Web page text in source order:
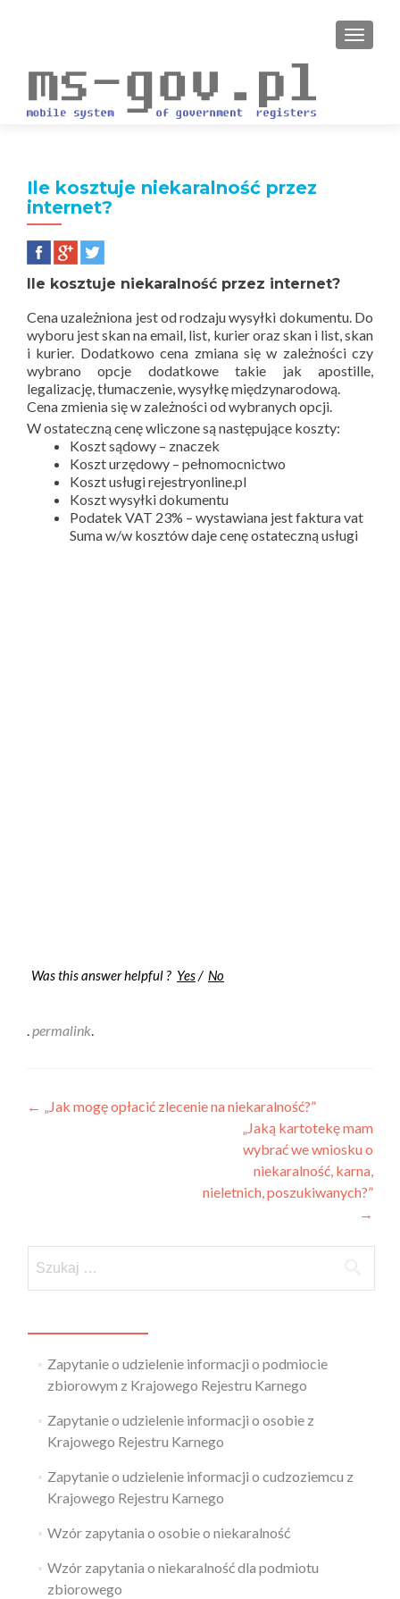
Ile kosztuje niekaralność przez
internet?
Ile kosztuje niekaralność przez internet?
Cena uzależniona jest od rodzaju wysyłki dokumentu. Do
wyboru jest skan na email, list, kurier oraz skan i list, skan
i kurier. Dodatkowo cena zmiana się w zależności czy
wybrano opcje dodatkowe takie jak apostille,
legalizację, tłumaczenie, wysyłkę międzynarodową.
Cena zmienia się w zależności od wybranych opcji.
W ostateczną cenę wliczone są następujące koszty:
Koszt sądowy – znaczek
Koszt urzędowy – pełnomocnictwo
Koszt usługi rejestryonline.pl
Koszt wysyłki dokumentu
Podatek VAT 23% – wystawiana jest faktura vat
Suma w/w kosztów daje cenę ostateczną usługi
Was this answer helpful ? Yes/ No
.permalink.
← „Jak mogę opłacić zlecenie na niekaralność?”
„Jaką kartotekę mam
wybrać we wniosku o
niekaralność, karna,
nieletnich, poszukiwanych?”
→
Zapytanie o udzielenie informacji o podmiocie
zbiorowym z Krajowego Rejestru Karnego
Zapytanie o udzielenie informacji o osobie z
Krajowego Rejestru Karnego
Zapytanie o udzielenie informacji o cudzoziemcu z
Krajowego Rejestru Karnego
Wzór zapytania o osobie o niekaralność
Wzór zapytania o niekaralność dla podmiotu
zbiorowego